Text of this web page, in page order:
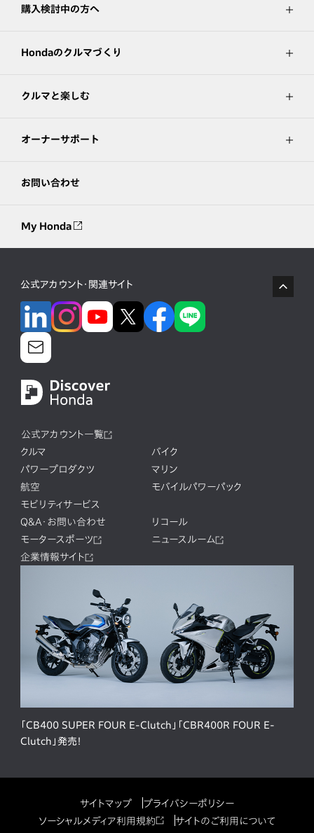
購入検討中の方へ
Hondaのクルマづくり
クルマと楽しむ
オーナーサポート
お問い合わせ
My Honda
公式アカウント・関連サイト
公式アカウント一覧
クルマ
バイク
パワープロダクツ
マリン
航空
モバイルパワーパック
モビリティサービス
Q&A・お問い合わせ
リコール
モータースポーツ
ニュースルーム
企業情報サイト
「CB400 SUPER FOUR E-Clutch」「CBR400R FOUR E-
Clutch」発売！
サイトマップ
プライバシーポリシー
ソーシャルメディア利用規約
サイトのご利用について